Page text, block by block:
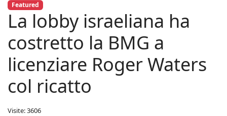
Featured
La lobby israeliana ha
costretto la BMG a
licenziare Roger Waters
col ricatto
Visite: 3606